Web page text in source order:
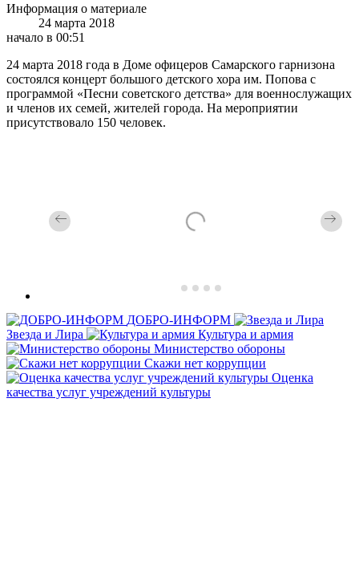
Информация о материале
24 марта 2018
начало в 00:51
24 марта 2018 года в Доме офицеров Самарского гарнизона
состоялся концерт большого детского хора им. Попова с
программой «Песни советского детства» для военнослужащих
и членов их семей, жителей города. На мероприятии
присутствовало 150 человек.
ДОБРО-ИНФОРМ
Звезда и Лира
Культура и армия
Министерство обороны
Скажи нет коррупции
Оценка
качества услуг учреждений культуры